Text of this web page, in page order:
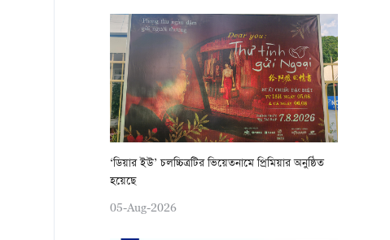
‘ডিয়ার ইউ’ চলচ্চিত্রটির ভিয়েতনামে প্রিমিয়ার অনুষ্ঠিত
হয়েছে
05-Aug-2026